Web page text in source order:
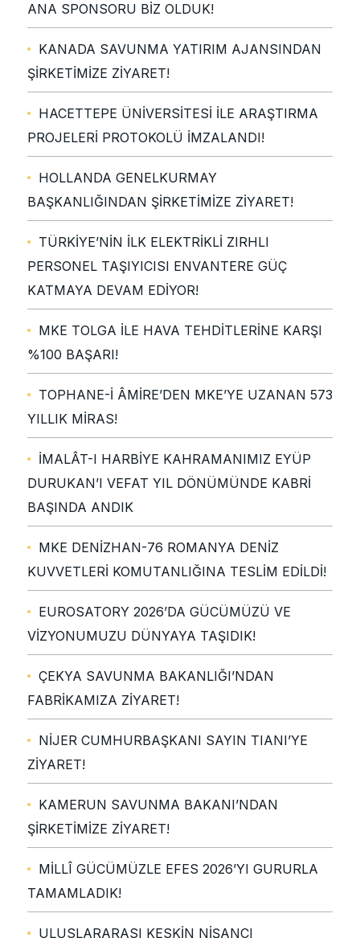
ANA SPONSORU BİZ OLDUK!
KANADA SAVUNMA YATIRIM AJANSINDAN
ŞİRKETİMİZE ZİYARET!
HACETTEPE ÜNİVERSİTESİ İLE ARAŞTIRMA
PROJELERİ PROTOKOLÜ İMZALANDI!
HOLLANDA GENELKURMAY
BAŞKANLIĞINDAN ŞİRKETİMİZE ZİYARET!
TÜRKİYE’NİN İLK ELEKTRİKLİ ZIRHLI
PERSONEL TAŞIYICISI ENVANTERE GÜÇ
KATMAYA DEVAM EDİYOR!
MKE TOLGA İLE HAVA TEHDİTLERİNE KARŞI
%100 BAŞARI!
TOPHANE-İ ÂMİRE’DEN MKE’YE UZANAN 573
YILLIK MİRAS!
İMALÂT-I HARBİYE KAHRAMANIMIZ EYÜP
DURUKAN’I VEFAT YIL DÖNÜMÜNDE KABRİ
BAŞINDA ANDIK
MKE DENİZHAN-76 ROMANYA DENİZ
KUVVETLERİ KOMUTANLIĞINA TESLİM EDİLDİ!
EUROSATORY 2026’DA GÜCÜMÜZÜ VE
VİZYONUMUZU DÜNYAYA TAŞIDIK!
ÇEKYA SAVUNMA BAKANLIĞI’NDAN
FABRİKAMIZA ZİYARET!
NİJER CUMHURBAŞKANI SAYIN TIANI’YE
ZİYARET!
KAMERUN SAVUNMA BAKANI’NDAN
ŞİRKETİMİZE ZİYARET!
MİLLÎ GÜCÜMÜZLE EFES 2026’YI GURURLA
TAMAMLADIK!
ULUSLARARASI KESKİN NİŞANCI